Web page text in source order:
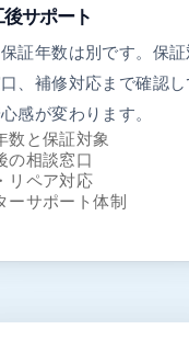
サポート
証年数は別です。保
、補修対応まで確認し
感が変わります。
数と保証対象
の相談窓口
リペア対応
ーサポート体制